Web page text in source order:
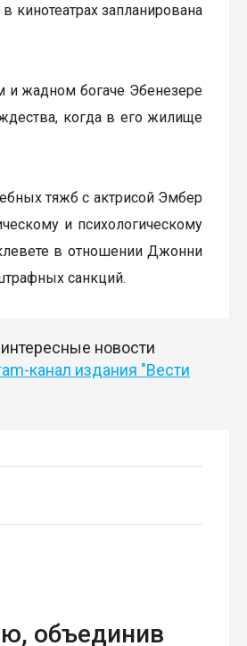
кинотеатрах запланирована
и жадном богаче Эбенезере
когда в его жилище
тяжб с актрисой Эмбер
и психологическому
в отношении Джонни
санкций.
новости
канал издания "Вести
объединив